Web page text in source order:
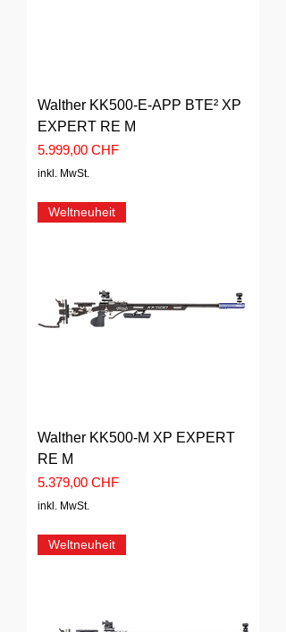
Walther KK500-E-APP BTE² XP
EXPERT RE M
Preis
5.999,00 CHF
inkl. MwSt.
Weltneuheit
Walther KK500-M XP EXPERT
RE M
Preis
5.379,00 CHF
inkl. MwSt.
Weltneuheit